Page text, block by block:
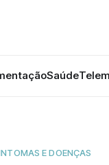
Saúde
E DOENÇAS